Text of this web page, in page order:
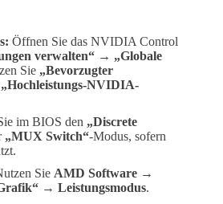
Öffnen Sie das NVIDIA Control
verwalten“ → „Globale
Sie „Bevorzugter
„Hochleistungs-NVIDIA-
im BIOS den „Discrete
„MUX Switch“-Modus, sofern
Sie AMD Software →
→ Leistungsmodus.